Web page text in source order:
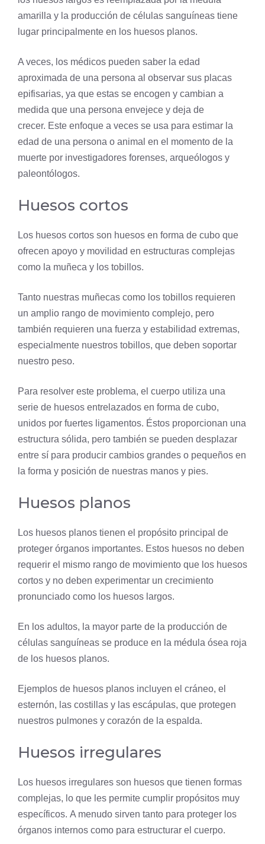
amarilla y la producción de células sanguíneas tiene
lugar principalmente en los huesos planos.
A veces, los médicos pueden saber la edad
aproximada de una persona al observar sus placas
epifisarias, ya que estas se encogen y cambian a
medida que una persona envejece y deja de
crecer. Este enfoque a veces se usa para estimar la
edad de una persona o animal en el momento de la
muerte por investigadores forenses, arqueólogos y
paleontólogos.
Huesos cortos
Los huesos cortos son huesos en forma de cubo que
ofrecen apoyo y movilidad en estructuras complejas
como la muñeca y los tobillos.
Tanto nuestras muñecas como los tobillos requieren
un amplio rango de movimiento complejo, pero
también requieren una fuerza y ​​estabilidad extremas,
especialmente nuestros tobillos, que deben soportar
nuestro peso.
Para resolver este problema, el cuerpo utiliza una
serie de huesos entrelazados en forma de cubo,
unidos por fuertes ligamentos. Éstos proporcionan una
estructura sólida, pero también se pueden desplazar
entre sí para producir cambios grandes o pequeños en
la forma y posición de nuestras manos y pies.
Huesos planos
Los huesos planos tienen el propósito principal de
proteger órganos importantes. Estos huesos no deben
requerir el mismo rango de movimiento que los huesos
cortos y no deben experimentar un crecimiento
pronunciado como los huesos largos.
En los adultos, la mayor parte de la producción de
células sanguíneas se produce en la médula ósea roja
de los huesos planos.
Ejemplos de huesos planos incluyen el cráneo, el
esternón, las costillas y las escápulas, que protegen
nuestros pulmones y corazón de la espalda.
Huesos irregulares
Los huesos irregulares son huesos que tienen formas
complejas, lo que les permite cumplir propósitos muy
específicos. A menudo sirven tanto para proteger los
órganos internos como para estructurar el cuerpo.